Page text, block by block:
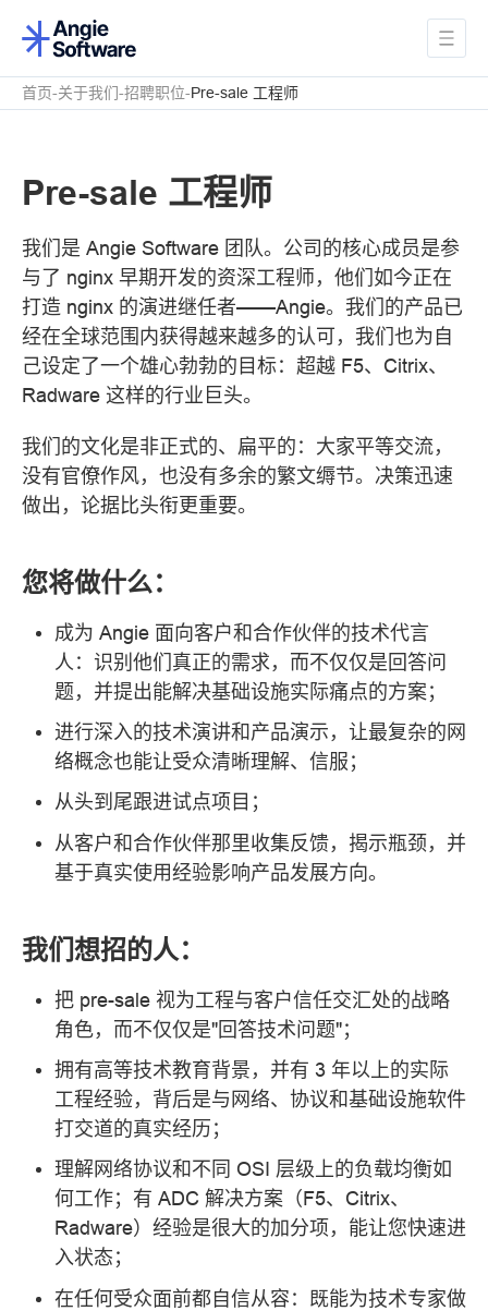
首页 关于我们 招聘职位 Pre-sale 工程师
Pre-sale 工程师
我们是 Angie Software 团队。公司的核心成员是参
与了 nginx 早期开发的资深工程师，他们如今正在
打造 nginx 的演进继任者——Angie。我们的产品已
经在全球范围内获得越来越多的认可，我们也为自
己设定了一个雄心勃勃的目标：超越 F5、Citrix、
Radware 这样的行业巨头。
我们的文化是非正式的、扁平的：大家平等交流，
没有官僚作风，也没有多余的繁文缛节。决策迅速
做出，论据比头衔更重要。
您将做什么：
成为 Angie 面向客户和合作伙伴的技术代言
人：识别他们真正的需求，而不仅仅是回答问
题，并提出能解决基础设施实际痛点的方案；
进行深入的技术演讲和产品演示，让最复杂的网
络概念也能让受众清晰理解、信服；
从头到尾跟进试点项目；
从客户和合作伙伴那里收集反馈，揭示瓶颈，并
基于真实使用经验影响产品发展方向。
我们想招的人：
把 pre-sale 视为工程与客户信任交汇处的战略
角色，而不仅仅是"回答技术问题"；
拥有高等技术教育背景，并有 3 年以上的实际
工程经验，背后是与网络、协议和基础设施软件
打交道的真实经历；
理解网络协议和不同 OSI 层级上的负载均衡如
何工作；有 ADC 解决方案（F5、Citrix、
Radware）经验是很大的加分项，能让您快速进
入状态；
在任何受众面前都自信从容：既能为技术专家做